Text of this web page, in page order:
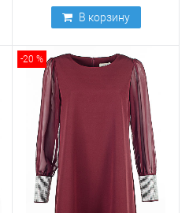
В корзину
-20 %